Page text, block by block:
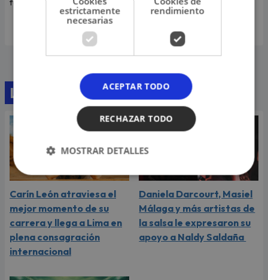
familiares y seres queridos.
moneda. Ahora reapareció
Lo último
Carín León atraviesa el
mejor momento de su
carrera y llega a Lima en
plena consagración
internacional
Daniela Darcourt, Masiel
Málaga y más artistas de
la salsa le expresaron su
apoyo a Naldy Saldaña
estrictamente
necesarias
rendimiento
ACEPTAR TODO
RECHAZAR TODO
MOSTRAR DETALLES